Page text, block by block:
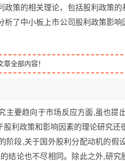
政策的相关理论，包括股利政策
了中小板上市公司股利政策影
全部内容！
主要趋向于市场反应方面,虽也提
利政策和影响因素的理论研究还
阶段,关于国外股利分配动机的假
结论也不尽相同。除此之外,研